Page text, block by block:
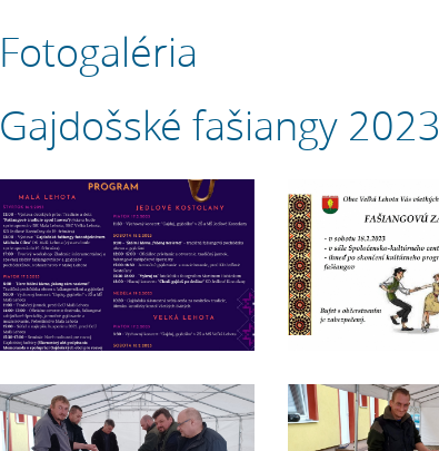
Fotogaléria
Gajdošské fašiangy 2023